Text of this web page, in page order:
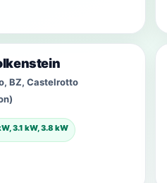
BZ, Castelrotto
3.1 kW, 3.8 kW